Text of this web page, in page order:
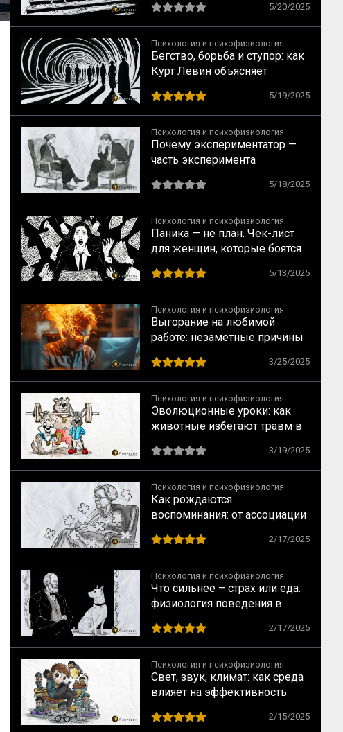
желания
5/20/2025
Психология и психофизиология
Бегство, борьба и ступор: как
Курт Левин объясняет
жизни
5/19/2025
Психология и психофизиология
Почему экспериментатор —
часть эксперимента
5/18/2025
Психология и психофизиология
Паника — не план. Чек-лист
для женщин, которые боятся
5/13/2025
Психология и психофизиология
Выгорание на любимой
работе: незаметные причины
3/25/2025
Психология и психофизиология
Эволюционные уроки: как
животные избегают травм в
3/19/2025
Психология и психофизиология
Как рождаются
воспоминания: от ассоциации
2/17/2025
Психология и психофизиология
Что сильнее – страх или еда:
физиология поведения в
2/17/2025
Психология и психофизиология
Свет, звук, климат: как среда
влияет на эффективность
2/15/2025